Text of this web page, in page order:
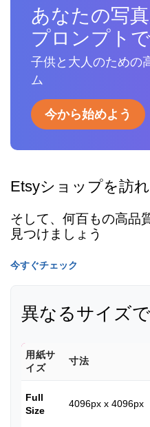
あなたの写
プロンプト
子供と大人のための
ム
今から始めよう
Etsyショップを訪
そして、何百もの高品
見つけましょう
今すぐチェック
異なるサイズ
用紙サ
イズ
寸法
Full
Size
4096px x 4096px